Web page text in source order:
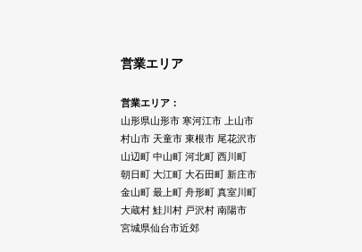
営業エリア
営業エリア：
山形県山形市 寒河江市 上山市
村山市 天童市 東根市 尾花沢市
山辺町 中山町 河北町 西川町
朝日町 大江町 大石田町 新庄市
金山町 最上町 舟形町 真室川町
大蔵村 鮭川村 戸沢村 南陽市
宮城県仙台市近郊